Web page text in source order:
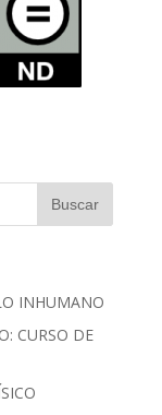
INHUMANO
CURSO DE